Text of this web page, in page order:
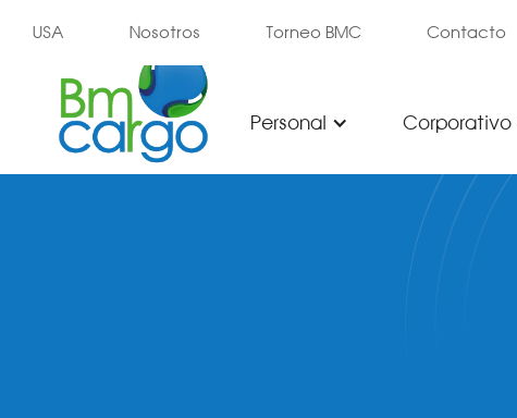
USA Nosotros Torneo BMC Contacto
Personal Corporativo